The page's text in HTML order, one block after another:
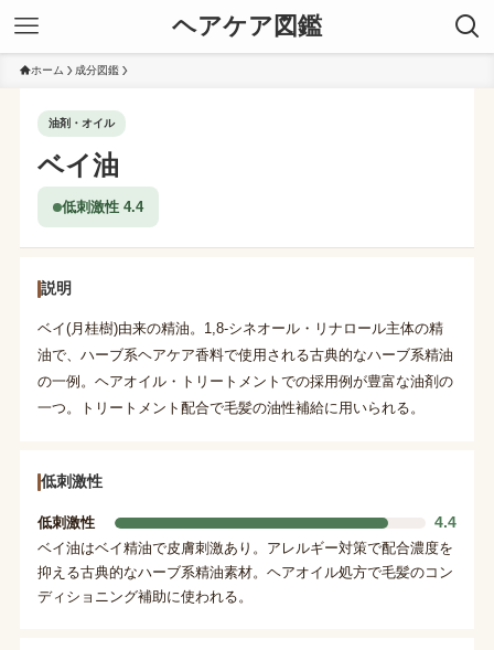
ヘアケア図鑑
ホーム 成分図鑑
油剤・オイル
ベイ油
低刺激性 4.4
説明
ベイ(月桂樹)由来の精油。1,8-シネオール・リナロール主体の精
油で、ハーブ系ヘアケア香料で使用される古典的なハーブ系精油
の一例。ヘアオイル・トリートメントでの採用例が豊富な油剤の
一つ。トリートメント配合で毛髪の油性補給に用いられる。
低刺激性
低刺激性 4.4
ベイ油はベイ精油で皮膚刺激あり。アレルギー対策で配合濃度を
抑える古典的なハーブ系精油素材。ヘアオイル処方で毛髪のコン
ディショニング補助に使われる。